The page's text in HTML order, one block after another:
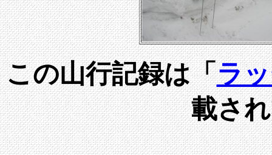
この山行記録は「ラ
載さ